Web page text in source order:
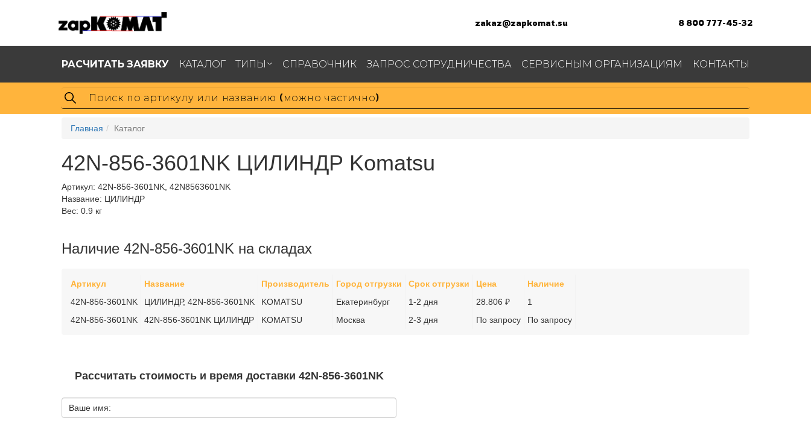
zakaz@zapkomat.su 8 800 777-45-32
РАСЧИТАТЬ ЗАЯВКУ КАТАЛОГ ТИПЫ СПРАВОЧНИК ЗАПРОС СОТРУДНИЧЕСТВА СЕРВИСНЫМ ОРГАНИЗАЦИЯМ КОНТАКТЫ
Главная Каталог
42N-856-3601NK ЦИЛИНДР Komatsu
Артикул: 42N-856-3601NK, 42N8563601NK
Название: ЦИЛИНДР
Вес: 0.9 кг
Наличие 42N-856-3601NK на складах
Артикул Название Производитель Город отгрузки Срок отгрузки Цена
Наличие
42N-856-3601NK
ЦИЛИНДР, 42N-856-3601NK KOMATSU Екатеринбург 1-2 дня 28.806 ₽
1
42N-856-3601NK
42N-856-3601NK ЦИЛИНДР KOMATSU Москва 2-3 дня По запросу По запросу
Рассчитать стоимость и время доставки 42N-856-3601NK
Ваше имя: